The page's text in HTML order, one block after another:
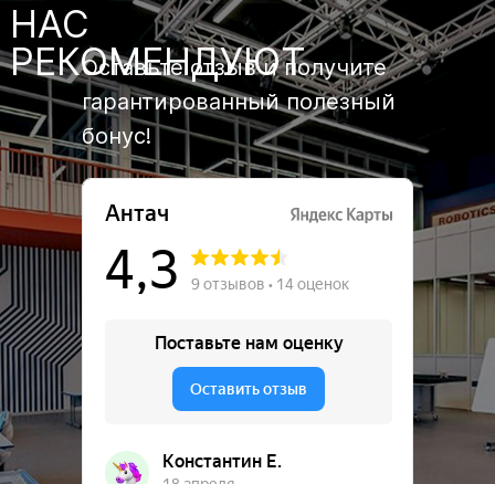
Оставьте отзыв и получите
гарантированный полезный
бонус!
НАС
РЕКОМЕНДУЮТ